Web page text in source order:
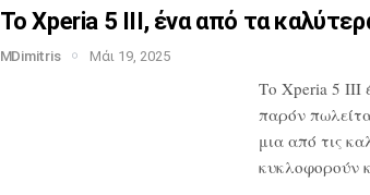
Το Xperia 5 III, ένα από τα
MDimitris Μάι 19, 2025
Το Xperia 5 III
παρόν
μιααπό τις
κυκλοφορούν